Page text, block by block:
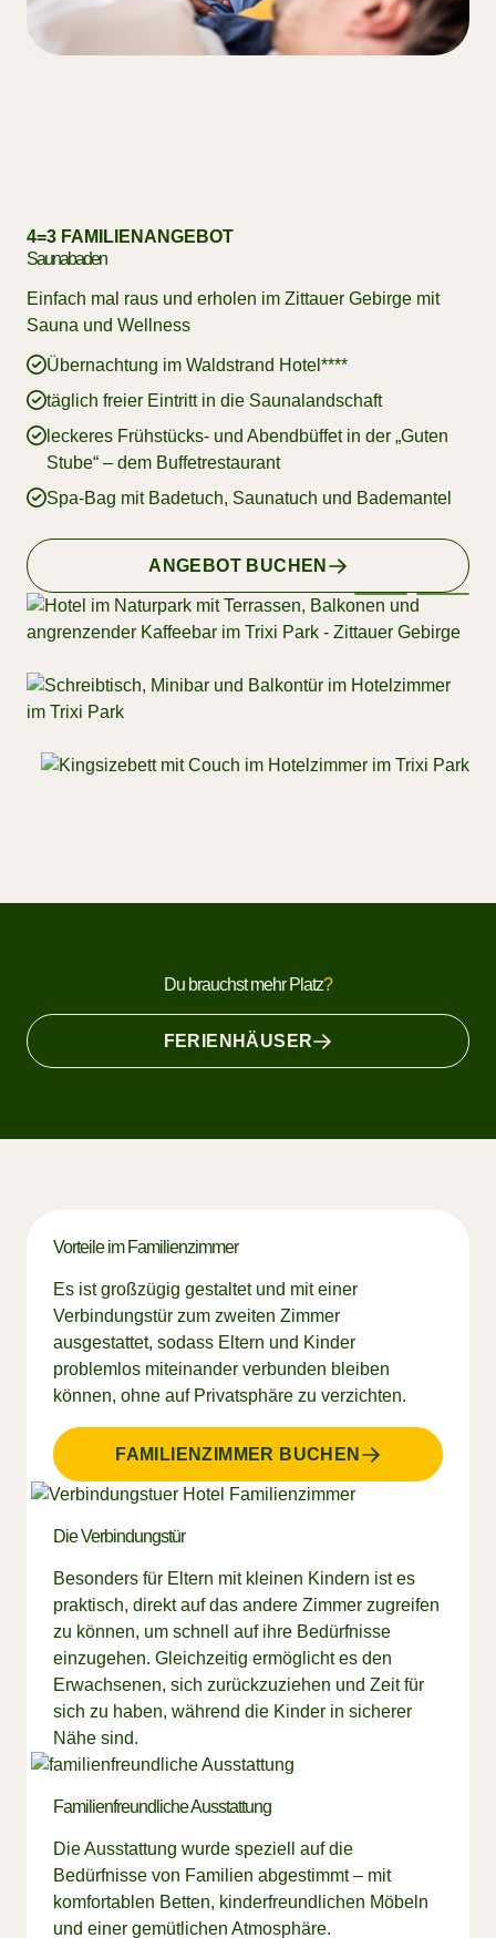
4=3 FAMILIENANGEBOT
Saunabaden
Einfach mal raus und erholen im Zittauer Gebirge mit
Sauna und Wellness
Übernachtung im Waldstrand Hotel****
täglich freier Eintritt in die Saunalandschaft
leckeres Frühstücks- und Abendbüffet in der „Guten
Stube“ – dem Buffetrestaurant
Spa-Bag mit Badetuch, Saunatuch und Bademantel
ANGEBOT BUCHEN
Du brauchst mehr Platz?
FERIENHÄUSER
Vorteile im Familienzimmer
Es ist großzügig gestaltet und mit einer
Verbindungstür zum zweiten Zimmer
ausgestattet, sodass Eltern und Kinder
problemlos miteinander verbunden bleiben
können, ohne auf Privatsphäre zu verzichten.
FAMILIENZIMMER BUCHEN
Die Verbindungstür
Besonders für Eltern mit kleinen Kindern ist es
praktisch, direkt auf das andere Zimmer zugreifen
zu können, um schnell auf ihre Bedürfnisse
einzugehen. Gleichzeitig ermöglicht es den
Erwachsenen, sich zurückzuziehen und Zeit für
sich zu haben, während die Kinder in sicherer
Nähe sind.
Familienfreundliche Ausstattung
Die Ausstattung wurde speziell auf die
Bedürfnisse von Familien abgestimmt – mit
komfortablen Betten, kinderfreundlichen Möbeln
und einer gemütlichen Atmosphäre.